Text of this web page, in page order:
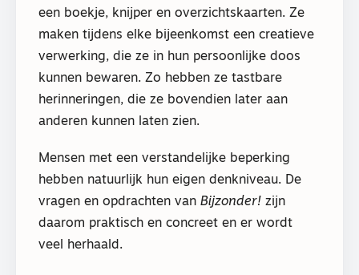
een boekje, knijper en overzichtskaarten. Ze
maken tijdens elke bijeenkomst een creatieve
verwerking, die ze in hun persoonlijke doos
kunnen bewaren. Zo hebben ze tastbare
herinneringen, die ze bovendien later aan
anderen kunnen laten zien.
Mensen met een verstandelijke beperking
hebben natuurlijk hun eigen denkniveau. De
vragen en opdrachten van Bijzonder! zijn
daarom praktisch en concreet en er wordt
veel herhaald.